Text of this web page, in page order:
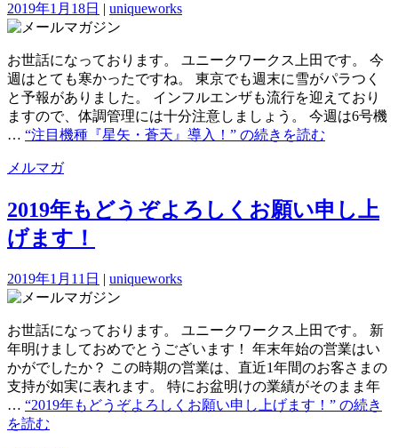
2019年1月18日 | uniqueworks
お世話になっております。 ユニークワークス上田です。 今
週はとても寒かったですね。 東京でも週末に雪がパラつく
と予報がありました。 インフルエンザも流行を迎えており
ますので、体調管理には十分注意しましょう。 今週は6号機
… “注目機種『星矢・蒼天』導入！” の続きを読む
メルマガ
2019年もどうぞよろしくお願い申し上
げます！
2019年1月11日 | uniqueworks
お世話になっております。 ユニークワークス上田です。 新
年明けましておめでとうございます！ 年末年始の営業はい
かがでしたか？ この時期の営業は、直近1年間のお客さまの
支持が如実に表れます。 特にお盆明けの業績がそのまま年
… “2019年もどうぞよろしくお願い申し上げます！” の続き
を読む